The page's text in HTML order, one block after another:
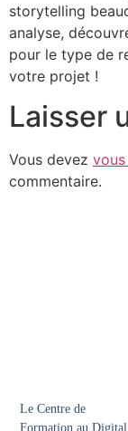
storytelling
analyse,
pour le type de
votre projet !
Laisser
Vous devez
commentaire.
Le Centre de
Formation au Digital